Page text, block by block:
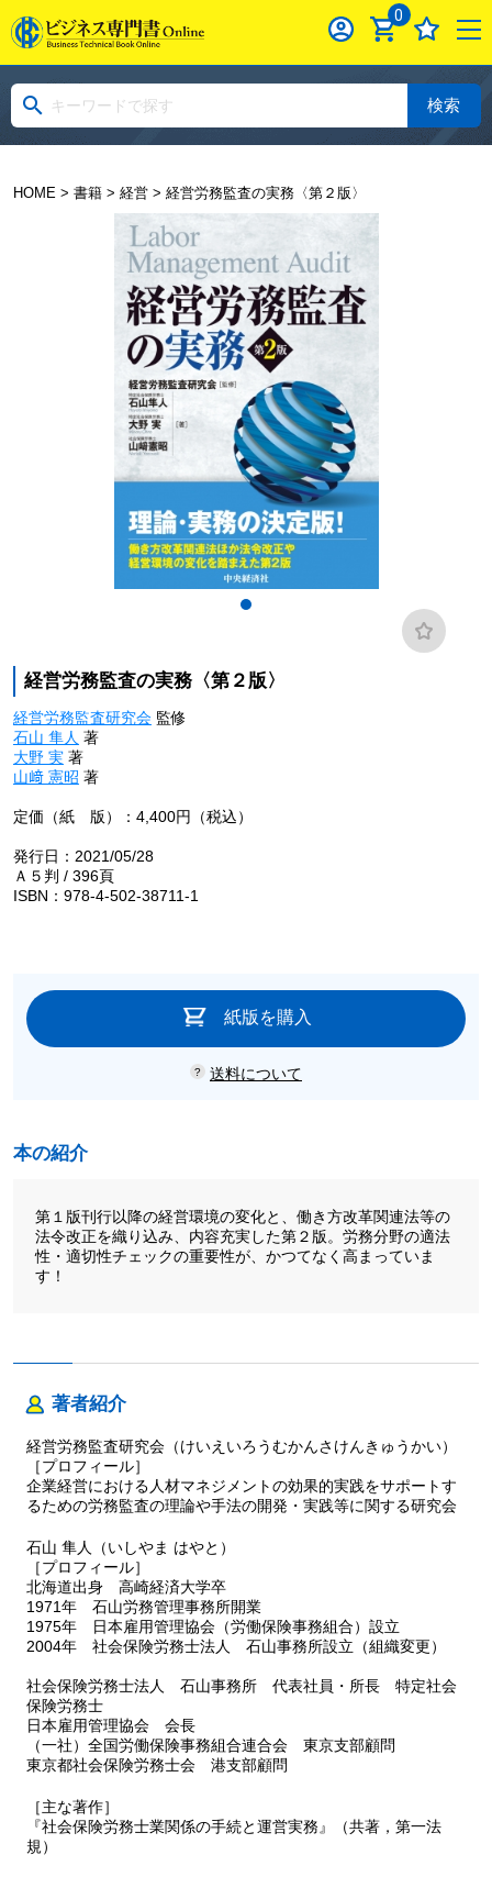
0
検索
HOME> 書籍> 経営> 経営労務監査の実務〈第２版〉
経営労務監査の実務〈第２版〉
経営労務監査研究会監修
石山 隼人 著
大野 実著
山﨑 憲昭 著
定価（紙 版）：4,400円（税込）
発行日：2021/05/28
Ａ５判 / 396頁
ISBN：978-4-502-38711-1
紙版を購入
送料について
本の紹介
第１版刊行以降の経営環境の変化と、働き方改革関連法等の
法令改正を織り込み、内容充実した第２版。労務分野の適法
性・適切性チェックの重要性が、かつてなく高まっていま
す！
著者紹介
経営労務監査研究会（けいえいろうむかんさけんきゅうかい）
［プロフィール］
企業経営における人材マネジメントの効果的実践をサポートす
るための労務監査の理論や手法の開発・実践等に関する研究会
石山 隼人（いしやま はやと）
［プロフィール］
北海道出身 高崎経済大学卒
1971年 石山労務管理事務所開業
1975年 日本雇用管理協会（労働保険事務組合）設立
2004年 社会保険労務士法人 石山事務所設立（組織変更）
社会保険労務士法人 石山事務所 代表社員・所長 特定社会
保険労務士
日本雇用管理協会 会長
（一社）全国労働保険事務組合連合会 東京支部顧問
東京都社会保険労務士会 港支部顧問
［主な著作］
『社会保険労務士業関係の手続と運営実務』（共著，第一法
規）